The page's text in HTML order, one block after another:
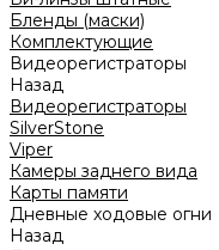
Бленды (маски)
Комплектующие
Видеорегистраторы
Назад
Видеорегистраторы
SilverStone
Viper
Камеры заднего вида
Карты памяти
Дневные ходовые огни
Назад